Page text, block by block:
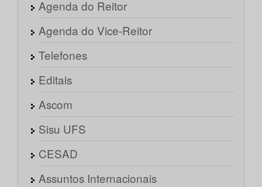
Agenda do Reitor
Agenda do Vice-Reitor
Telefones
Editais
Ascom
Sisu UFS
CESAD
Assuntos Internacionais